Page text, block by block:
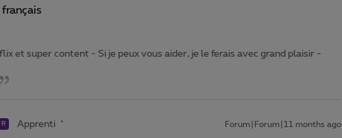
et super content - Si je peux vous aider, je le ferais avec grand plaisir -
Apprenti Forum|Forum|11 months ago